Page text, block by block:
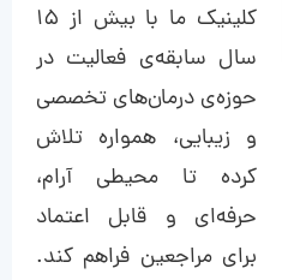
کلینیک ما با بیش از ۱۵
سال سابقه‌ی فعالیت در
حوزه‌ی درمان‌های تخصصی
و زیبایی، همواره تلاش
کرده تا محیطی آرام،
حرفه‌ای و قابل اعتماد
برای مراجعین فراهم کند.